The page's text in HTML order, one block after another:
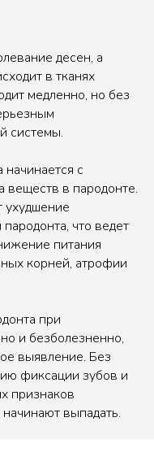
десен, а
в тканях
медленно, но без
системы.
с
веществ в пародонте.
ухудшение
что ведет
питания
корней, атрофии
при
и безболезненно,
выявление. Без
фиксации зубов и
признаков
выпадать.